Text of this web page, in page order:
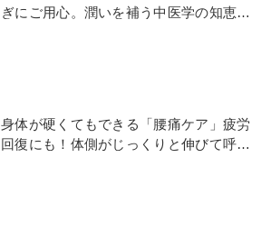
ぎにご用心。潤いを補う中医学の知恵と
身体が硬くてもできる「腰痛ケア」疲労
回復にも！体側がじっくりと伸びて呼吸